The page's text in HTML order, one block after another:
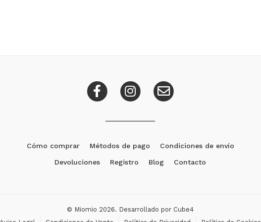
Cómo comprar Métodos de pago Condiciones de envío
Devoluciones Registro Blog Contacto
© Miomio 2026. Desarrollado por Cube4